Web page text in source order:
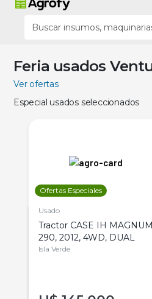
Feria usados
Ver ofertas
Especial usados seleccionados
Ofertas Especiales
Usado
Tractor CASE IH MAGNUM
290, 2012, 4WD, DUAL
Isla Verde